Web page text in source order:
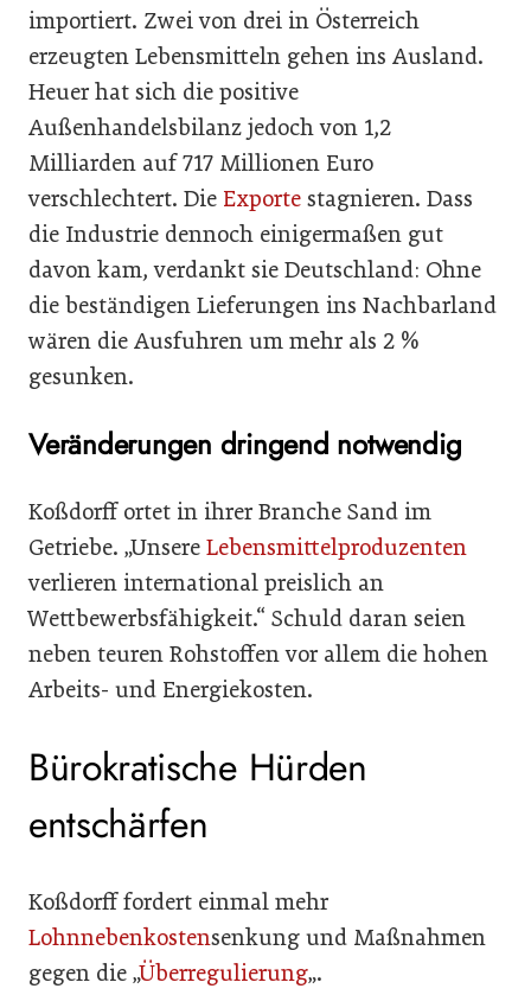
importiert. Zwei von drei in Österreich
erzeugten Lebensmitteln gehen ins Ausland.
Heuer hat sich die positive
Außenhandelsbilanz jedoch von 1,2
Milliarden auf 717 Millionen Euro
verschlechtert. Die Exporte stagnieren. Dass
die Industrie dennoch einigermaßen gut
davon kam, verdankt sie Deutschland: Ohne
die beständigen Lieferungen ins Nachbarland
wären die Ausfuhren um mehr als 2 %
gesunken.
Veränderungen dringend notwendig
Koßdorff ortet in ihrer Branche Sand im
Getriebe. „Unsere Lebensmittelproduzenten
verlieren international preislich an
Wettbewerbsfähigkeit.“ Schuld daran seien
neben teuren Rohstoffen vor allem die hohen
Arbeits- und Energiekosten.
Bürokratische Hürden
entschärfen
Koßdorff fordert einmal mehr
Lohnnebenkostensenkung und Maßnahmen
gegen die „Überregulierung„.